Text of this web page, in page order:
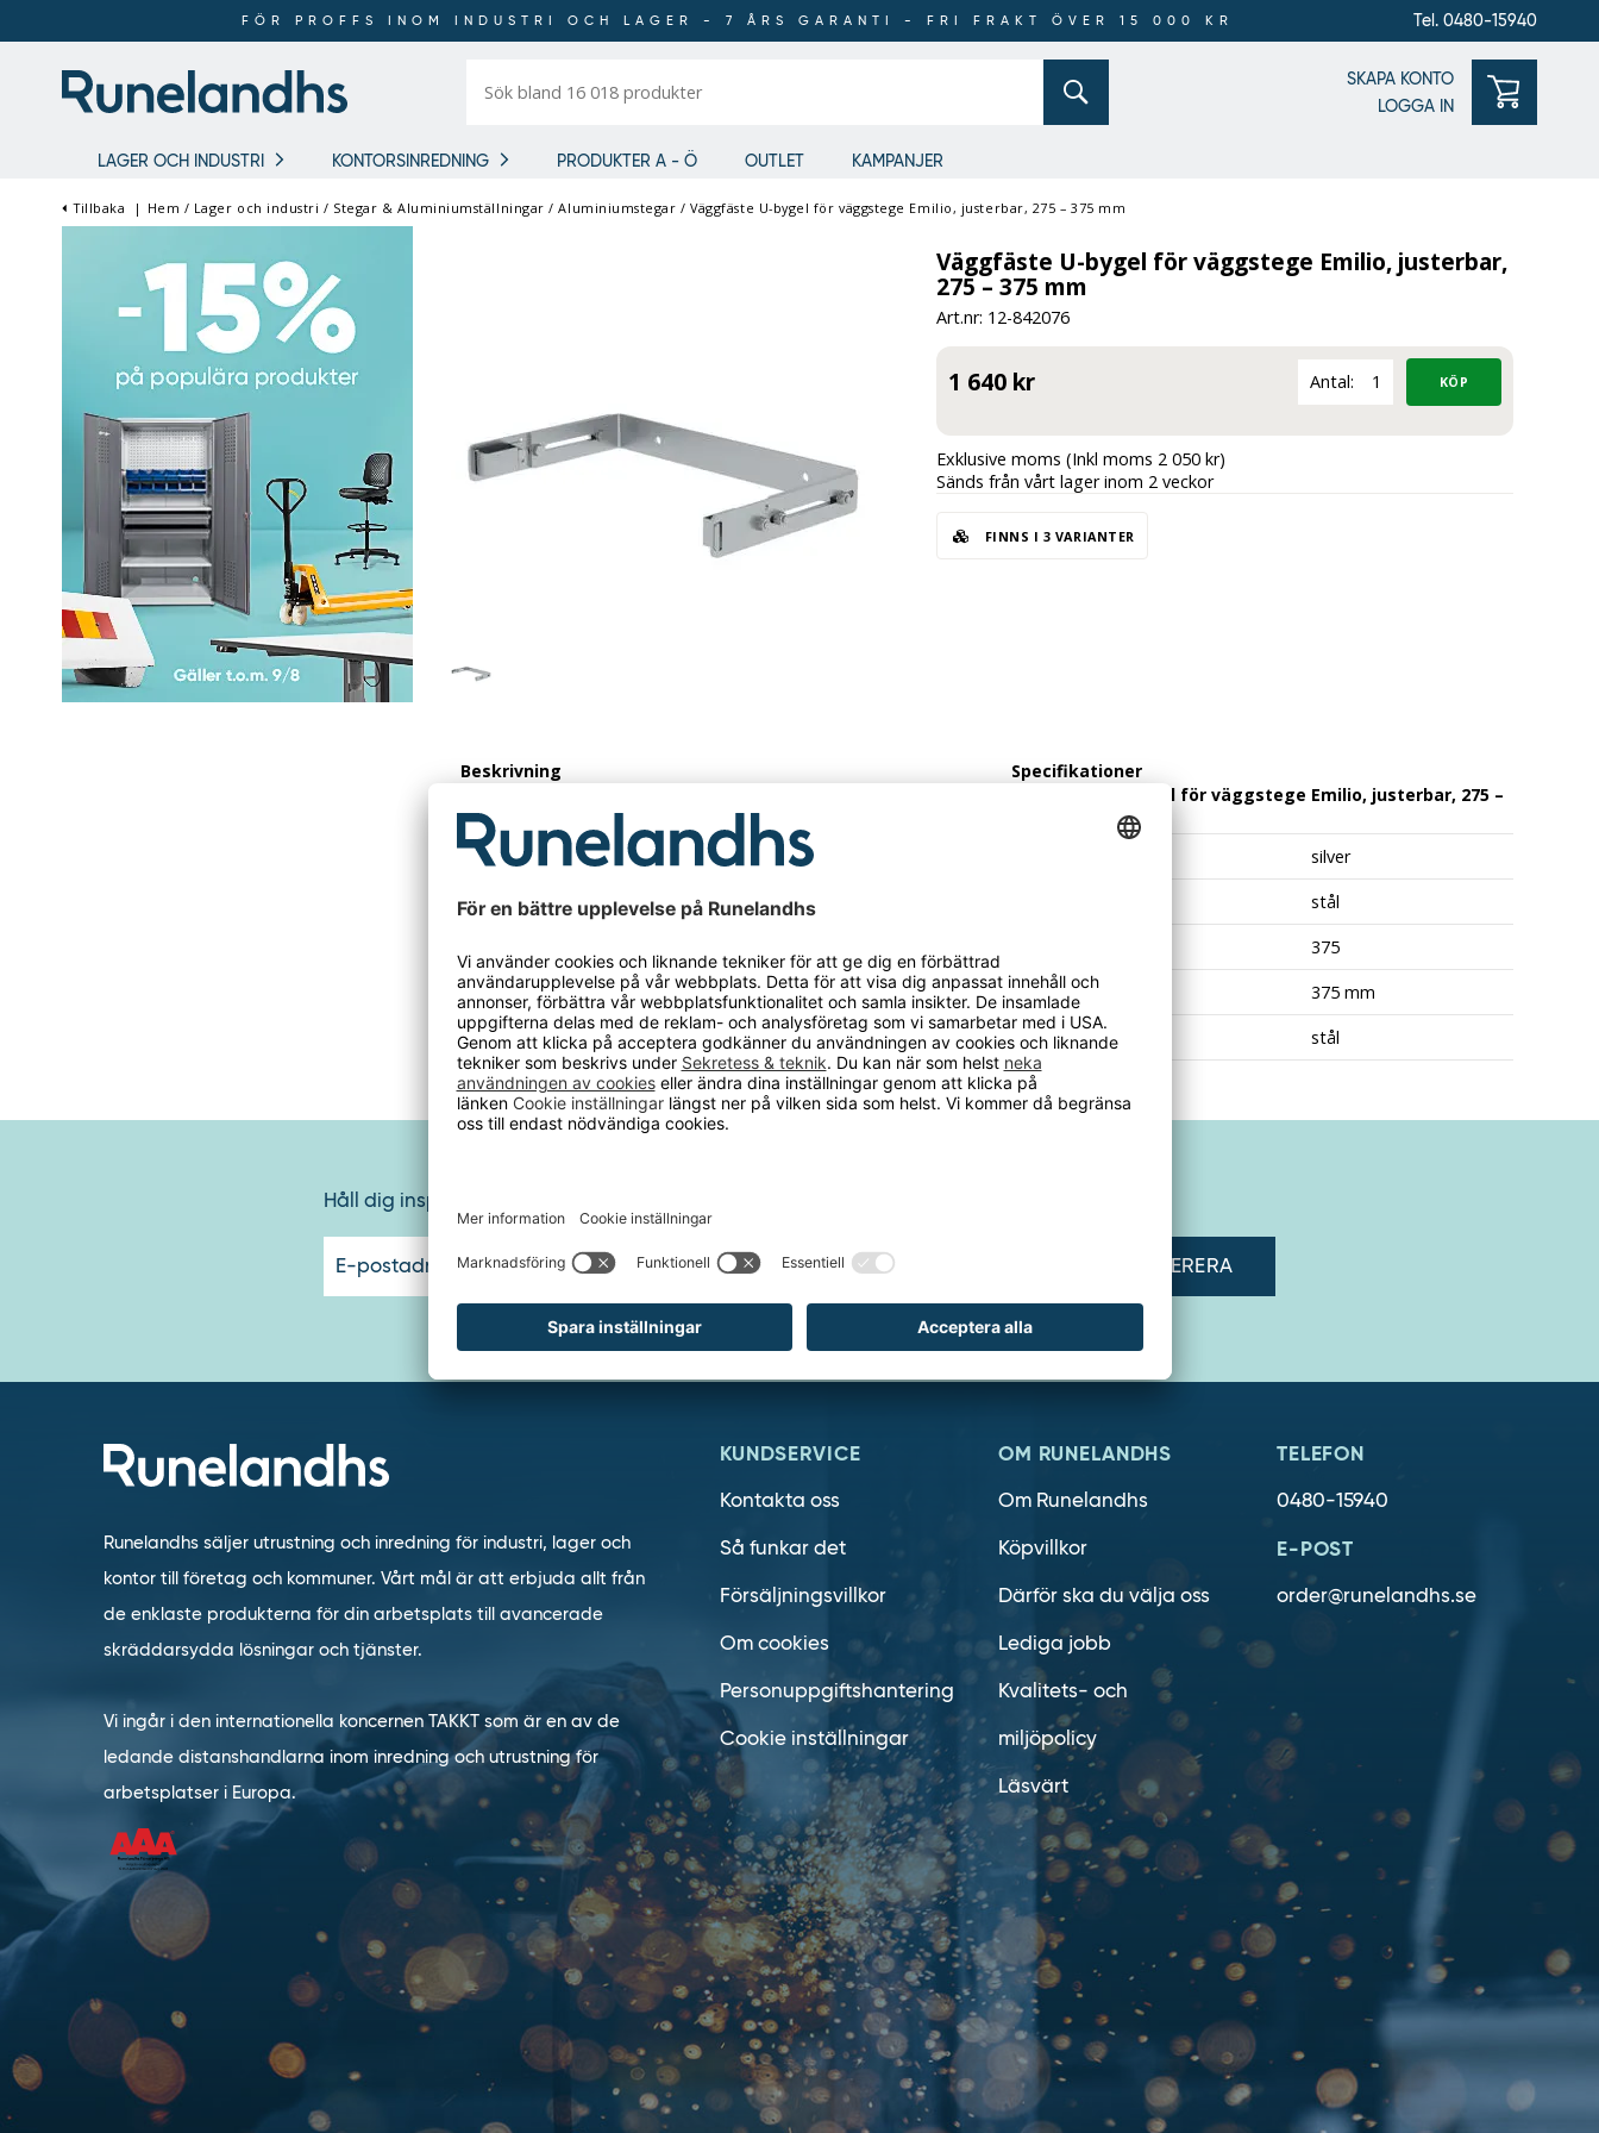
FÖR PROFFS INOM INDUSTRI OCH LAGER - 7 ÅRS GARANTI - FRI FRAKT ÖVER 15 000 KR Tel. 0480-15940
bland
SKAPA KONTO
LOGGA IN
LAGER OCH INDUSTRI KONTORSINREDNING PRODUKTER A - Ö OUTLET KAMPANJER
FÖR PROFFS INOM
INDUSTRI OCH LAGER
Tillbaka | Hem / Lager och industri / Stegar & Aluminiumställningar /Aluminiumstegar /Väggfäste U-bygel för väggstege Emilio, justerbar, 275 – 375 mm
Väggfäste U-bygel för väggstege Emilio, justerbar,
275 – 375 mm
Art.nr: 12-842076
1 640 kr Antal:
Exklusive moms (Inkl moms 2 050 kr)
Sänds från vårt lager inom 2 veckor
FINNS I 3 VARIANTER
Beskrivning
375 mm
Väggfäste U-bygel för väggstege Emilio, justerbar, 275 – 375
mm.
- Färg: –Bredd: 375 mm
Specifikationer
Väggfäste U-bygel för väggstege Emilio, justerbar, 275 –
silver
stål
375
Bredd
375 mm
Material
stål
Håll dig inspirerad och ta del av våra nyheter och kampanjer
Runelandhs säljer utrustning och inredning för industri, lager och
kontor till företag och kommuner. Vårt mål är att erbjuda allt från
de enklaste produkterna för din arbetsplats till avancerade
skräddarsydda lösningar och tjänster.
Vi ingår i den internationella koncernen TAKKT som är en av de
ledande distanshandlarna inom inredning och utrustning för
arbetsplatser i Europa.
KUNDSERVICE
Kontakta oss
Så funkar det
Försäljningsvillkor
Om cookies
Personuppgiftshantering
Cookie inställningar
OM RUNELANDHS
Om Runelandhs
Köpvillkor
Därför ska du välja oss
Lediga jobb
Kvalitets- och
miljöpolicy
Läsvärt
TELEFON
0480-15940
E-POST
order@runelandhs.se